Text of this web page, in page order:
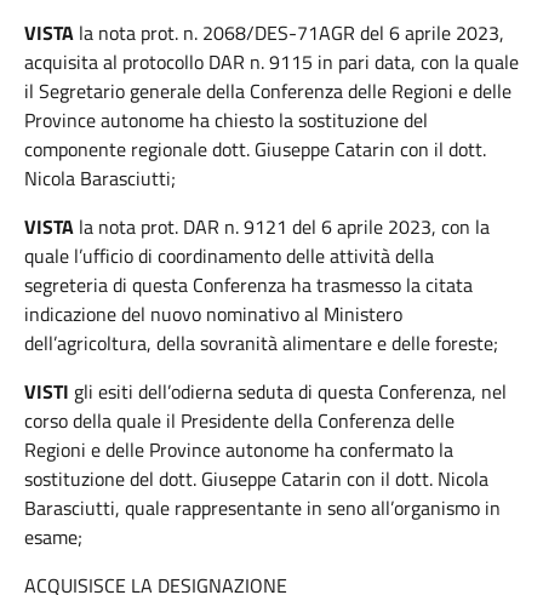
VISTA la nota prot. n. 2068/DES-71AGR del 6 aprile 2023,
acquisita al protocollo DAR n. 9115 in pari data, con la quale
il Segretario generale della Conferenza delle Regioni e delle
Province autonome ha chiesto la sostituzione del
componente regionale dott. Giuseppe Catarin con il dott.
Nicola Barasciutti;
VISTA la nota prot. DAR n. 9121 del 6 aprile 2023, con la
quale l’ufficio di coordinamento delle attività della
segreteria di questa Conferenza ha trasmesso la citata
indicazione del nuovo nominativo al Ministero
dell’agricoltura, della sovranità alimentare e delle foreste;
VISTI gli esiti dell’odierna seduta di questa Conferenza, nel
corso della quale il Presidente della Conferenza delle
Regioni e delle Province autonome ha confermato la
sostituzione del dott. Giuseppe Catarin con il dott. Nicola
Barasciutti, quale rappresentante in seno all’organismo in
esame;
ACQUISISCE LA DESIGNAZIONE